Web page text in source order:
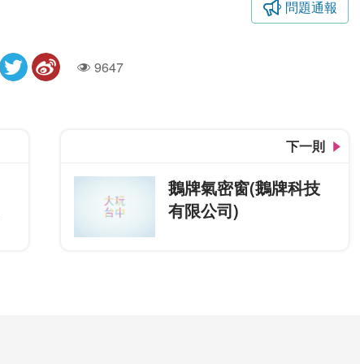
問題通報
人氣9647
下一則
鵝牌氣密窗(鵝牌科技
有限公司)